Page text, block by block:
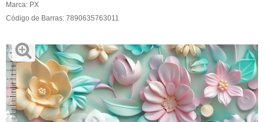
Marca: PX
Código de Barras: 7890635763011